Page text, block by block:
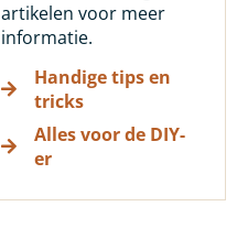
artikelen voor meer
informatie.
Handige tips en
tricks
Alles voor de DIY-
er